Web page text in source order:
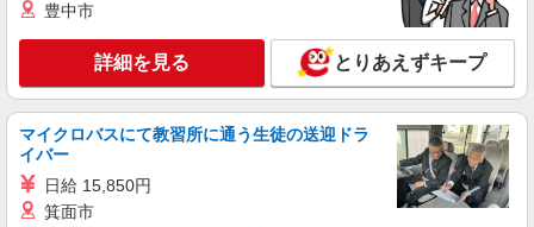
豊中市
詳細を見る とりあえずキープ
マイクロバスにて教習所に通う生徒の送迎ドラ
イバー
日給 15,850円
箕面市